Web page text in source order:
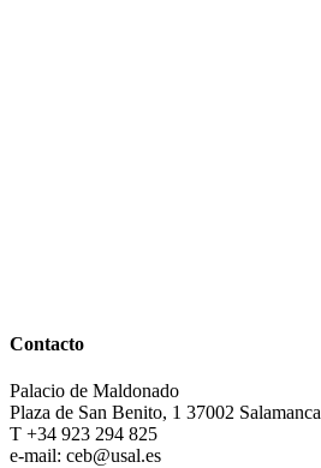
Contacto
Palacio de Maldonado
Plaza de San Benito, 1 37002 Salamanca
T +34 923 294 825
e-mail: ceb@usal.es